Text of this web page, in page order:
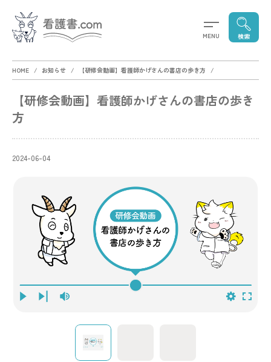
検索
MENU
HOME お知らせ 【研修会動画】看護師かげさんの書店の歩き方
【研修会動画】看護師かげさんの書店の歩き
方
2024-06-04